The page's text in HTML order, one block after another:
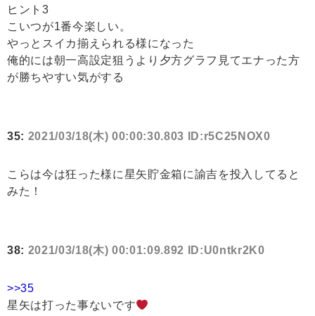
ヒント3
こいつが1番今楽しい。
やっとスイカ揃えられる様になった
俺的には朝一高設定狙うより夕方グラフ見てエナった方
が勝ちやすい気がする
35: 2021/03/18(木) 00:00:30.803 ID:r5C25NOX0
こらは今は狂った様に星矢貯金箱に諭吉を投入してると
みた！
38: 2021/03/18(木) 00:01:09.892 ID:U0ntkr2K0
>>35
星矢は打った事ないです